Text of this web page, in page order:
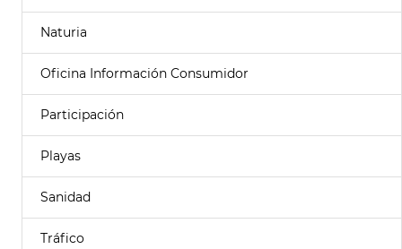
Naturia
Oficina Información Consumidor
Participación
Playas
Sanidad
Tráfico